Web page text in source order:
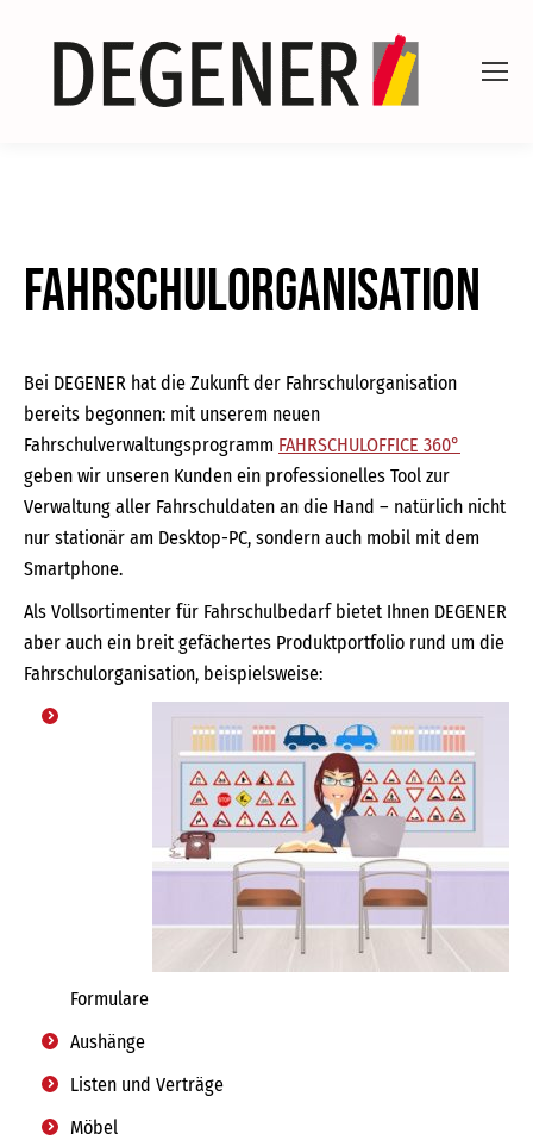
Fahrschulorganisation
Bei DEGENER hat die Zukunft der Fahrschulorganisation
bereits begonnen: mit unserem neuen
Fahrschulverwaltungsprogramm FAHRSCHULOFFICE 360°
geben wir unseren Kunden ein professionelles Tool zur
Verwaltung aller Fahrschuldaten an die Hand – natürlich nicht
nur stationär am Desktop-PC, sondern auch mobil mit dem
Smartphone.
Als Vollsortimenter für Fahrschulbedarf bietet Ihnen DEGENER
aber auch ein breit gefächertes Produktportfolio rund um die
Fahrschulorganisation, beispielsweise:
Formulare
Aushänge
Listen und Verträge
Möbel